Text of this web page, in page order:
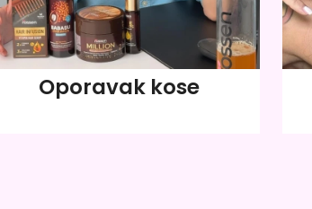
Oporavak kose